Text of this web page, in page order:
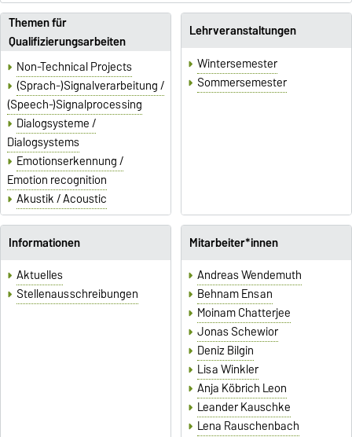
Themen für
Qualifizierungsarbeiten
Non-Technical Projects
(Sprach-)Signalverarbeitung /
(Speech-)Signalprocessing
Dialogsysteme /
Dialogsystems
Emotionserkennung /
Emotion recognition
Akustik / Acoustic
Lehrveranstaltungen
Wintersemester
Sommersemester
Informationen
Aktuelles
Stellenausschreibungen
Mitarbeiter*innen
Andreas Wendemuth
Behnam Ensan
Moinam Chatterjee
Jonas Schewior
Deniz Bilgin
Lisa Winkler
Anja Köbrich Leon
Leander Kauschke
Lena Rauschenbach